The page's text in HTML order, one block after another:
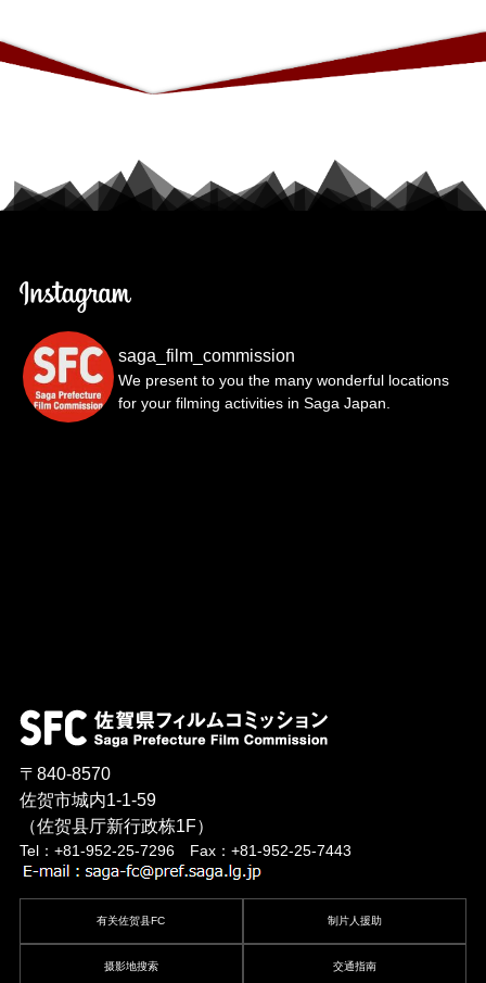
saga_film_commission
We present to you the many wonderful locations
for your filming activities in Saga Japan.
〒840-8570
佐贺市城内1-1-59
（佐贺县厅新行政栋1F）
Tel：+81-952-25-7296 Fax：+81-952-25-7443
有关佐贺县FC 制片人援助
摄影地搜索 交通指南